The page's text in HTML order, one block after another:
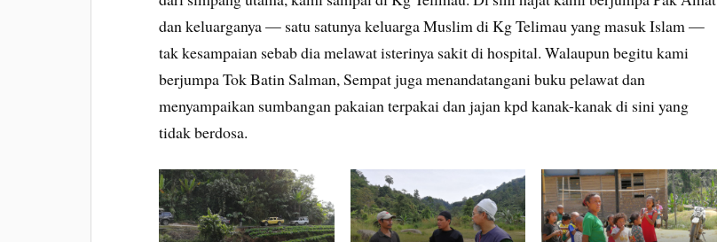
dan keluarganya — satu satunya keluarga Muslim di Kg Telimau yang masuk Islam —
tak kesampaian sebab dia melawat isterinya sakit di hospital. Walaupun begitu kami
berjumpa Tok Batin Salman, Sempat juga menandatangani buku pelawat dan
menyampaikan sumbangan pakaian terpakai dan jajan kpd kanak-kanak di sini yang
tidak berdosa.